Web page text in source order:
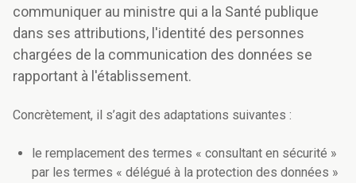
communiquer au ministre qui a la Santé publique
dans ses attributions, l'identité des personnes
chargées de la communication des données se
rapportant à l'établissement.
Concrètement, il s’agit des adaptations suivantes :
le remplacement des termes « consultant en sécurité »
par les termes « délégué à la protection des données »